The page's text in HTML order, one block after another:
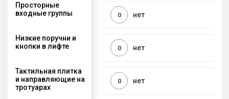
Просторные
входные группы
нет
0
Низкие поручни и
кнопки в лифте
нет
0
Тактильная плитка
и направляющие на
тротуарах
нет
0